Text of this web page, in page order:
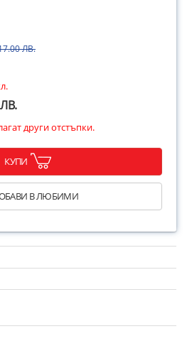
ЛВ.
други отстъпки.
КУПИ
В ЛЮБИМИ